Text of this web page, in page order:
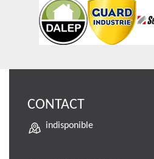
CONTACT
indisponible